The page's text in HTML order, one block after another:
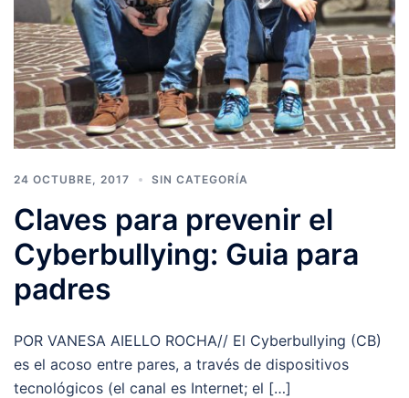
24 OCTUBRE, 2017 SIN CATEGORÍA
Claves para prevenir el
Cyberbullying: Guia para
padres
POR VANESA AIELLO ROCHA// El Cyberbullying (CB)
es el acoso entre pares, a través de dispositivos
tecnológicos (el canal es Internet; el […]